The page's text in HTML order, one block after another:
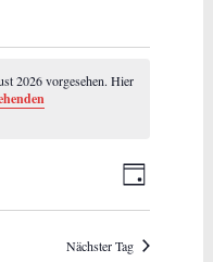
2026 vorgesehen. Hier
Tag
Nächster Tag